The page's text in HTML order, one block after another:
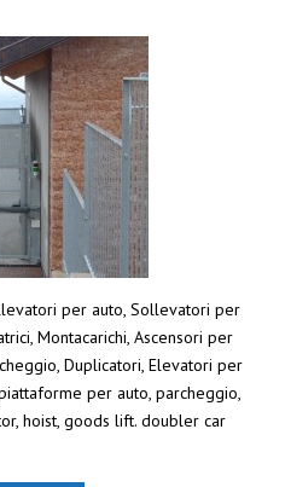
per auto, Sollevatori per
Montacarichi, Ascensori per
Duplicatori, Elevatori per
per auto, parcheggio,
hoist, goods lift. doubler car